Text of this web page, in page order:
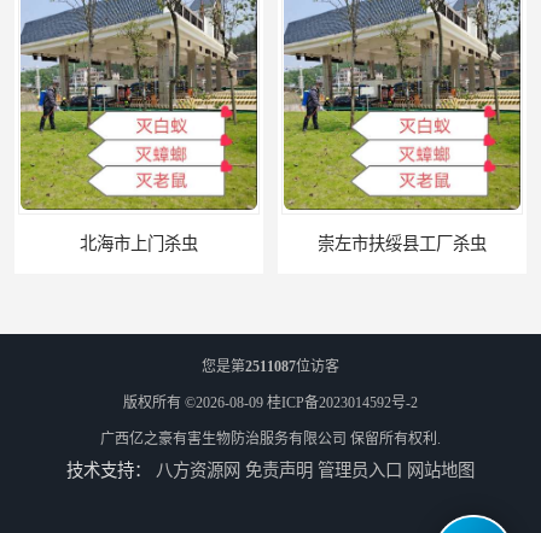
北海市上门杀虫 崇左市扶绥县工厂杀虫
您是第2511087位访客
版权所有 ©2026-08-09 桂ICP备2023014592号-2
广西亿之豪有害生物防治服务有限公司 保留所有权利.
技术支持： 八方资源网 免责声明 管理员入口 网站地图